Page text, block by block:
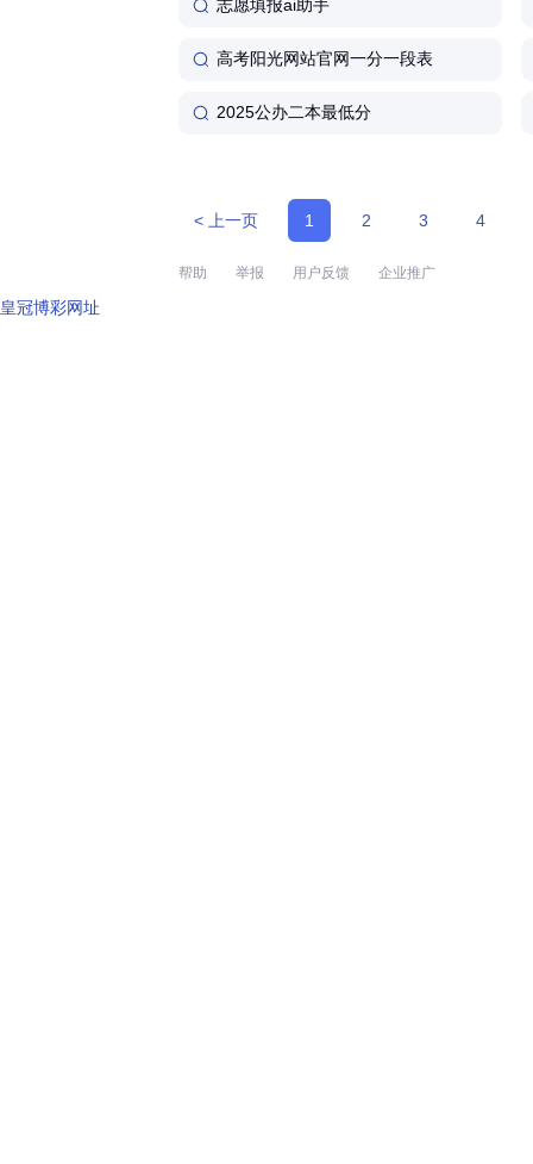
志愿填报ai助手
高考阳光网站官网一分一段表
2025公办二本最低分
< 上一页 1 2 3 4
帮助 举报 用户反馈 企业推广
皇冠博彩网址